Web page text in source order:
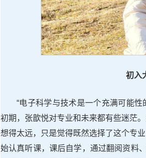
初入
“电子科学与技术是一个充满可能
初期，张歆悦对专业和未来都有些迷茫
想得太远，只是觉得既然选择了这个专
始认真听课，课后自学，通过翻阅资料